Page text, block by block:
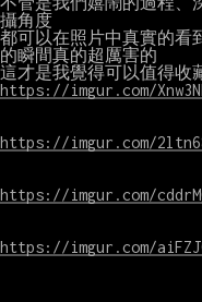
攝角度
都可以在照片中真實的看
的瞬間真的超厲害的
https://imgur.com/
https://imgur.com/
https://imgur.com/
https://imgur.com/